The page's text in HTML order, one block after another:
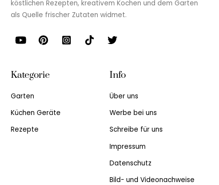
köstlichen Rezepten, kreativem Kochen und dem Garten
als Quelle frischer Zutaten widmet.
Kategorie
Garten
Küchen Geräte
Rezepte
Info
Über uns
Werbe bei uns
Schreibe für uns
Impressum
Datenschutz
Bild- und Videonachweise